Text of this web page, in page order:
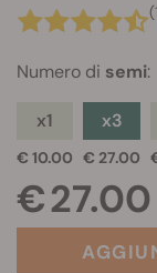
Numero di semi:
x1
€ 10.00
x3
€ 27.00
€ 27.00